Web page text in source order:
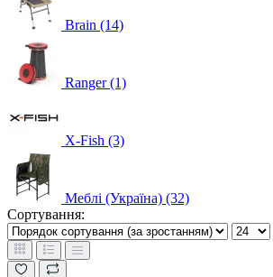
Brain (14)
Ranger (1)
X-Fish (3)
Меблі (Україна) (32)
Сортування: